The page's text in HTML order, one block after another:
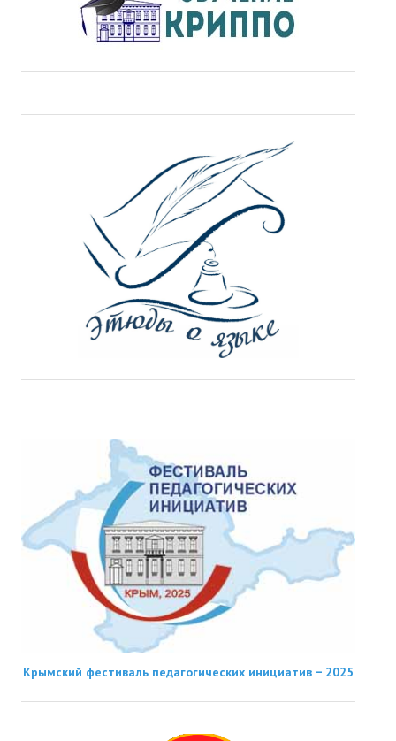
Крымский фестиваль педагогических инициатив − 2025